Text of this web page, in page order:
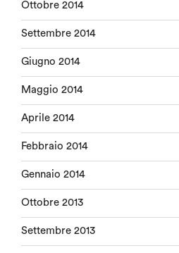
Ottobre 2014
Settembre 2014
Giugno 2014
Maggio 2014
Aprile 2014
Febbraio 2014
Gennaio 2014
Ottobre 2013
Settembre 2013